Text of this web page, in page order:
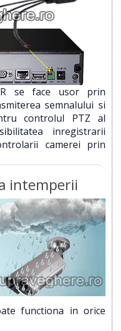
se face usor prin
semnalului si
controlul PTZ al
inregistrarii
camerei prin
intemperii
functiona in orice